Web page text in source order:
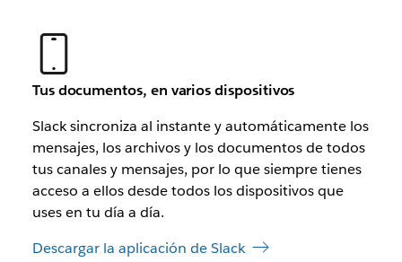
Tus documentos, en varios dispositivos
Slack sincroniza al instante y automáticamente los
mensajes, los archivos y los documentos de todos
tus canales y mensajes, por lo que siempre tienes
acceso a ellos desde todos los dispositivos que
uses en tu día a día.
Descargar la aplicación de Slack